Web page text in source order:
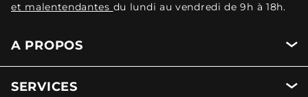
et malentendantes du lundi au vendredi de 9h à 18h.
A PROPOS
SERVICES